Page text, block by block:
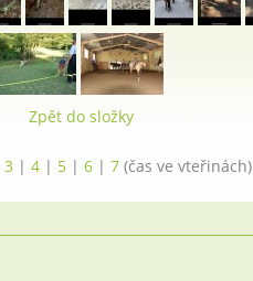
Zpět do složky
3 | 4 | 5 | 6 | 7 (čas ve vteřinách)